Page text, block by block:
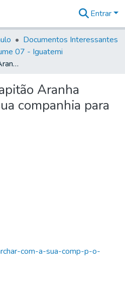
&
Coleções
Tudo na
Biblioteca
Estatísticas
Entrar
Documentos Interessantes
07 - Iguatemi
Ordem para o Capitão Aranha marchar com a sua companhia para o Iguatemi
Aranha
companhia para
com-a-sua-comp-p-o-